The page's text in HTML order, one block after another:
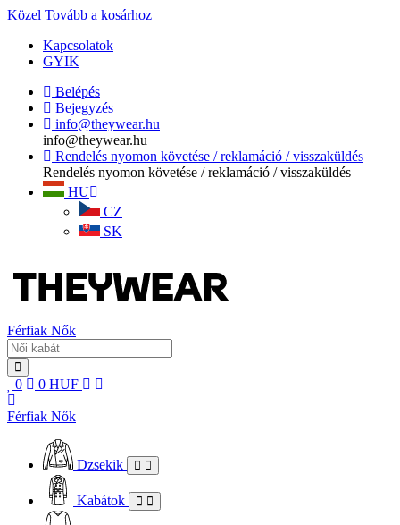
Közel Tovább a kosárhoz
Kapcsolatok
GYIK
Belépés
Bejegyzés
info@theywear.hu
info@theywear.hu
Rendelés nyomon követése / reklamáció / visszaküldés
Rendelés nyomon követése / reklamáció / visszaküldés
HU
CZ
SK
Férfiak Nők
0 0 HUF
Férfiak Nők
Dzsekik
Kabátok